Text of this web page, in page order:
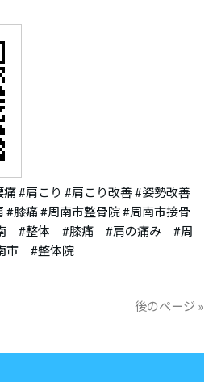
#肩こり #肩こり改善 #姿勢改善
#膝痛 #周南市整骨院 #周南市接骨
南 #整体 #膝痛 #肩の痛み #周
市 #整体院
後のページ »